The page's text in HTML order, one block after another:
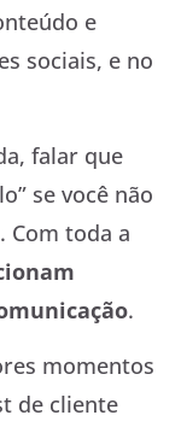
e
sociais, e no
falar que
se você não
Com toda a
.
momentos
de cliente